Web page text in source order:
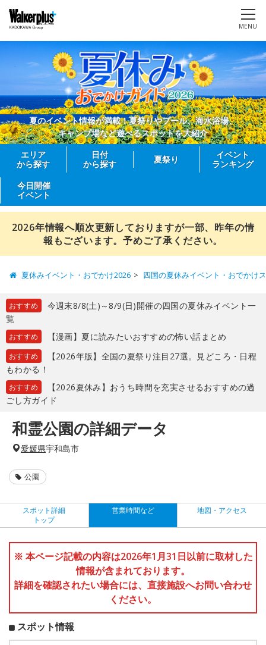
MENU
夏のイベント情報が満載！夏祭りやプール、海水浴場、
キャンプ場など遊べるスポットを大紹介
エリア
から探す
日付
から探す
夏祭り
イベント
ランキング
今日開催
イベント
2026年情報へ順次更新しておりますが一部、昨年の情
報もございます。予めご了承ください。
夏休みイベント・おでかけ2026 四国の夏休みイベント・おでかけ
おすすめ
今週末8/8(土)～8/9(日)開催の四国の夏休みイベント一
覧
おすすめ 【漫画】夏に読みたいおすすめの怖い話まとめ
おすすめ
【2026年版】全国の夏祭り注目27選。見どころ・日程
もわかる！
おすすめ
【2026夏休み】おうち時間を充実させるおすすめの過
ごし方ガイド
和霊公園の詳細データ
愛媛県宇和島市
公園
スポット詳細
トップ
営業時間など 地図・アクセス
※ 本ページ記載の内容は2026年1月31日以前に取材した
情報が含まれております。
詳細を確認されたい場合には、直接施設へお問い合わせ
ください。
スポット情報